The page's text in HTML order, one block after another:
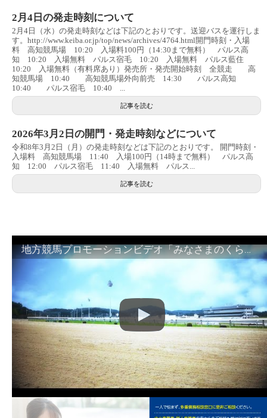
2月4日の発走時刻について
2月4日（水）の発走時刻などは下記のとおりです。送迎バスを運行しま
す。http://www.keiba.or.jp/top/news/archives/4764.html開門時刻・入場
料 高知競馬場 10:20 入場料100円（14:30まで無料） パルス高
知 10:20 入場無料 パルス宿毛 10:20 入場無料 パルス藍住
10:20 入場無料（有料席あり）発売所・発売開始時刻 全競走 高
知競馬場 10:40 高知競馬場外向前売 14:30 パルス高知
10:40 パルス宿毛 10:40 ...
記事を読む
2026年3月2日の開門・発走時刻などについて
令和8年3月2日（月）の発走時刻などは下記のとおりです。 開門時刻・
入場料 高知競馬場 11:40 入場100円（14時まで無料） パルス高
知 12:00 パルス宿毛 11:40 入場無料 パルス...
記事を読む
地方競馬プロモーションビデオ「みなさまのくらしのために」30秒篇｜NAR公式